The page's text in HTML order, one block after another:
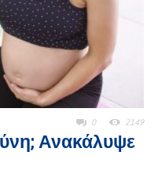
0 2149
Ανακάλυψε